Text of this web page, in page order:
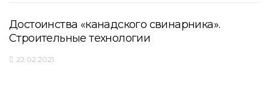
Достоинства «канадского свинарника».
Строительные технологии
22.02.2021